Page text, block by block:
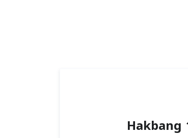
Hakbang